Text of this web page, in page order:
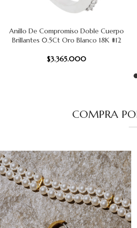
AÑADIR AL CARRITO
Anillo De Compromiso Doble Cuerpo
Brillantes 0.5Ct Oro Blanco 18K #12
$3.365.000
COMPRA